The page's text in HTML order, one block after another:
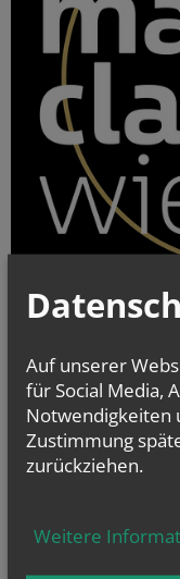
Auf unserer
für Social Media,
Notwendigkeiten
Zustimmung
zurückziehen.
Weitere